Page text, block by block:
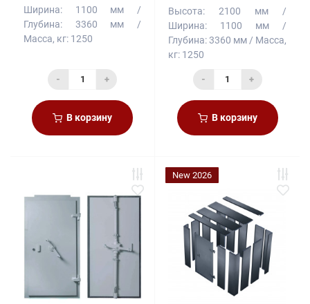
Ширина:
1100 мм
Глубина:
3360 мм
Масса, кг: 1250
- +
В корзину
Высота:
2100 мм
Ширина:
1100 мм
Глубина:3360 мм
Масса,
кг: 1250
- +
В корзину
New 2026